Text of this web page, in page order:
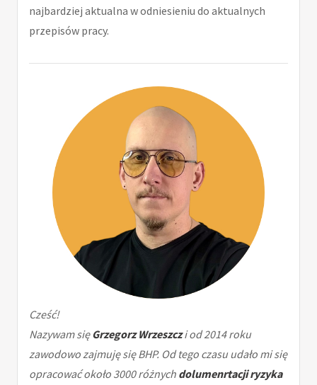
najbardziej aktualna w odniesieniu do aktualnych
przepisów pracy.
Cześć!
Nazywam sięGrzegorz Wrzeszczi od 2014 roku
zawodowo zajmuję się BHP. Od tego czasu udało mi się
opracować około 3000 różnych dolumenrtacji ryzyka